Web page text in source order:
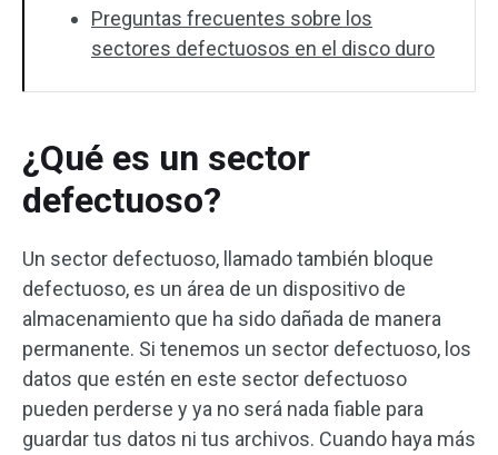
Preguntas frecuentes sobre los
sectores defectuosos en el disco duro
¿Qué es un sector
defectuoso?
Un sector defectuoso, llamado también bloque
defectuoso, es un área de un dispositivo de
almacenamiento que ha sido dañada de manera
permanente. Si tenemos un sector defectuoso, los
datos que estén en este sector defectuoso
pueden perderse y ya no será nada fiable para
guardar tus datos ni tus archivos. Cuando haya más